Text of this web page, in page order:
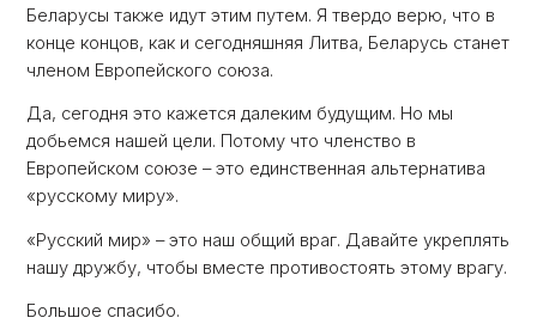
Беларусы также идут этим путем. Я твердо верю, что в
конце концов, как и сегодняшняя Литва, Беларусь станет
членом Европейского союза.
Да, сегодня это кажется далеким будущим. Но мы
добьемся нашей цели. Потому что членство в
Европейском союзе – это единственная альтернатива
«русскому миру».
«Русский мир» – это наш общий враг. Давайте укреплять
нашу дружбу, чтобы вместе противостоять этому врагу.
Большое спасибо.